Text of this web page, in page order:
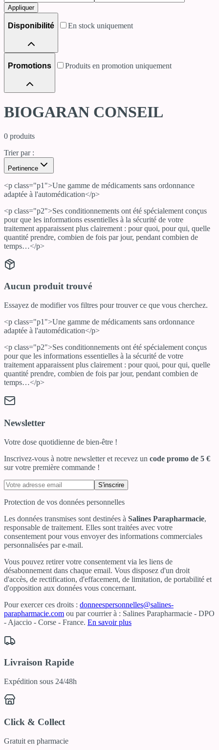
Appliquer
Disponibilité En stock uniquement
Promotions Produits en promotion uniquement
BIOGARAN CONSEIL
0 produits
Trier par :
Pertinence
<p class="p1">Une gamme de médicaments sans ordonnance
adaptée à l'automédication</p>
<p class="p2">Ses conditionnements ont été spécialement conçus
pour que les informations essentielles à la sécurité de votre
traitement apparaissent plus clairement : pour quoi, pour qui, quelle
quantité prendre, combien de fois par jour, pendant combien de
temps…</p>
Aucun produit trouvé
Essayez de modifier vos filtres pour trouver ce que vous cherchez.
<p class="p1">Une gamme de médicaments sans ordonnance
adaptée à l'automédication</p>
<p class="p2">Ses conditionnements ont été spécialement conçus
pour que les informations essentielles à la sécurité de votre
traitement apparaissent plus clairement : pour quoi, pour qui, quelle
quantité prendre, combien de fois par jour, pendant combien de
temps…</p>
Newsletter
Votre dose quotidienne de bien-être !
Inscrivez-vous à notre newsletter et recevez un code promo de 5 €
sur votre première commande !
S'inscrire
Protection de vos données personnelles
Les données transmises sont destinées à Salines Parapharmacie,
responsable de traitement. Elles sont traitées avec votre
consentement pour vous envoyer des informations commerciales
personnalisées par e-mail.
Vous pouvez retirer votre consentement via les liens de
désabonnement dans chaque email. Vous disposez d'un droit
d'accès, de rectification, d'effacement, de limitation, de portabilité et
d'opposition aux données vous concernant.
Pour exercer ces droits : donneespersonnelles@salines-
parapharmacie.com ou par courrier à : Salines Parapharmacie - DPO
- Ajaccio - Corse - France. En savoir plus
Livraison Rapide
Expédition sous 24/48h
Click & Collect
Gratuit en pharmacie